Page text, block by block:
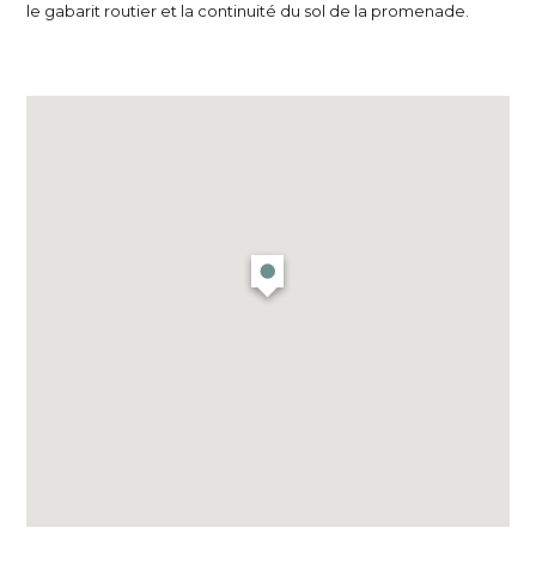
le gabarit routier et la continuité du sol de la promenade.